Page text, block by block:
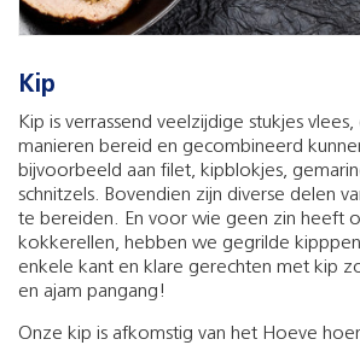
Kip
Kip is verrassend veelzijdige stukjes
manieren bereid en gecombineerd
bijvoorbeeld aan filet, kipblokjes,
schnitzels. Bovendien zijn diverse delen
te bereiden. En voor wie geen zin heeft
kokkerellen, hebben we gegrilde
enkele kant en klare gerechten met kip
en ajam pangang!
Onze kip is afkomstig van het Hoeve